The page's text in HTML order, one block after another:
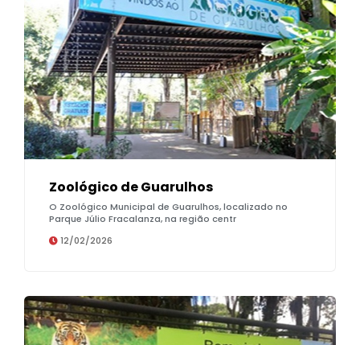
Zoológico de Guarulhos
O Zoológico Municipal de Guarulhos, localizado no
Parque Júlio Fracalanza, na região centr
12/02/2026